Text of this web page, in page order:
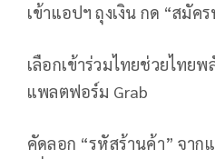
เข้าแอปฯ ถุงเงิน กด “สมัค
เลือกเข้าร่วมไทยช่วยไทย
แพลตฟอร์ม Grab
คัดลอก “รหัสร้านค้า” จาก